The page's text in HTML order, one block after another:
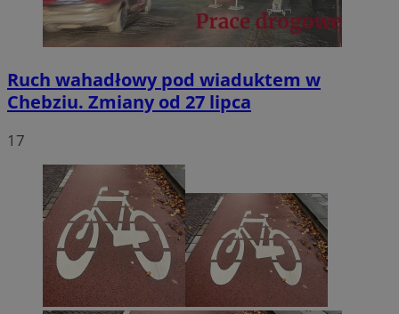
Ruch wahadłowy pod wiaduktem w
Chebziu. Zmiany od 27 lipca
17